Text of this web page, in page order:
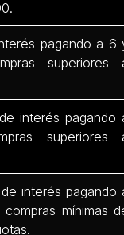
pagando a 6
superiores
interés pagando
superiores
interés pagando
mínimas